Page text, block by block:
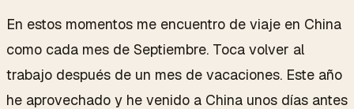
En estos momentos me encuentro de viaje en China
como cada mes de Septiembre. Toca volver al
trabajo después de un mes de vacaciones. Este año
he aprovechado y he venido a China unos días antes